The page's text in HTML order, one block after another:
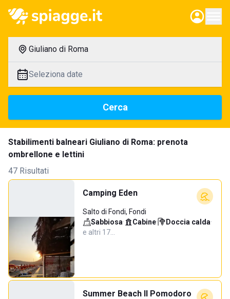
Giuliano di Roma
Seleziona date
Cerca
Stabilimenti balneari Giuliano di Roma: prenota
ombrellone e lettini
47 Risultati
Camping Eden
Salto di Fondi, Fondi
Sabbiosa· Cabine· Doccia calda·
e altri 17…
Summer Beach Il Pomodoro